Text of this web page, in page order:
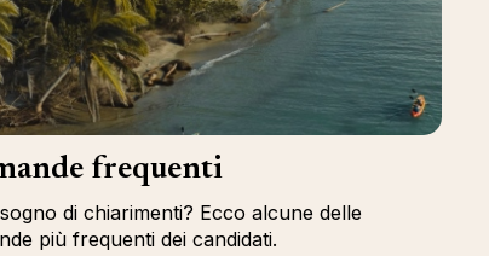
frequenti
di chiarimenti? Ecco alcune delle
più frequenti dei candidati.